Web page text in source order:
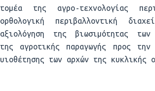
τομέα της αγρο-τεχνολογίας
ορθολογική περιβαλλοντική
αξιολόγηση της βιωσιμότητας των
της αγροτικής παραγωγής προς την
υιοθέτησης των αρχών της κυκλικής